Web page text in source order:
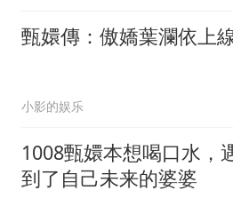
甄嬛傳：傲嬌葉瀾依上
小影的娱乐
1008甄嬛本想喝口水，
到了自己未来的婆婆